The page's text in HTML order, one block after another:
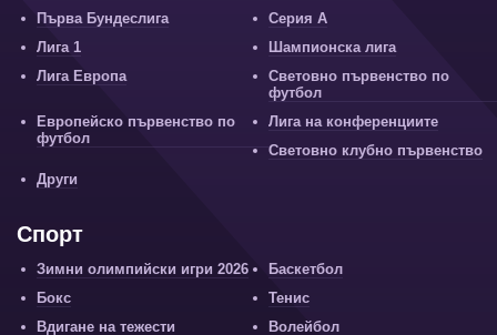
Първа Бундеслига
Серия А
Лига 1
Шампионска лига
Лига Европа
Световно първенство по
футбол
Европейско първенство по
футбол
Лига на конференциите
Световно клубно първенство
Други
Спорт
Зимни олимпийски игри 2026
Баскетбол
Бокс
Тенис
Вдигане на тежести
Волейбол